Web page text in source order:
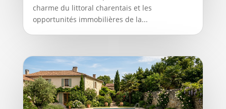
charme du littoral charentais et les
opportunités immobilières de la...